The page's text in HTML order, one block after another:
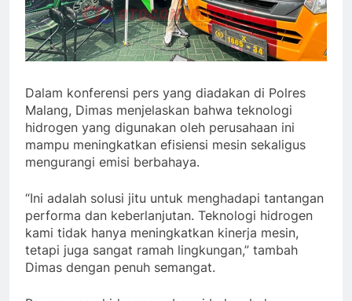
Dalam konferensi pers yang diadakan di Polres
Malang, Dimas menjelaskan bahwa teknologi
hidrogen yang digunakan oleh perusahaan ini
mampu meningkatkan efisiensi mesin sekaligus
mengurangi emisi berbahaya.
“Ini adalah solusi jitu untuk menghadapi tantangan
performa dan keberlanjutan. Teknologi hidrogen
kami tidak hanya meningkatkan kinerja mesin,
tetapi juga sangat ramah lingkungan,” tambah
Dimas dengan penuh semangat.